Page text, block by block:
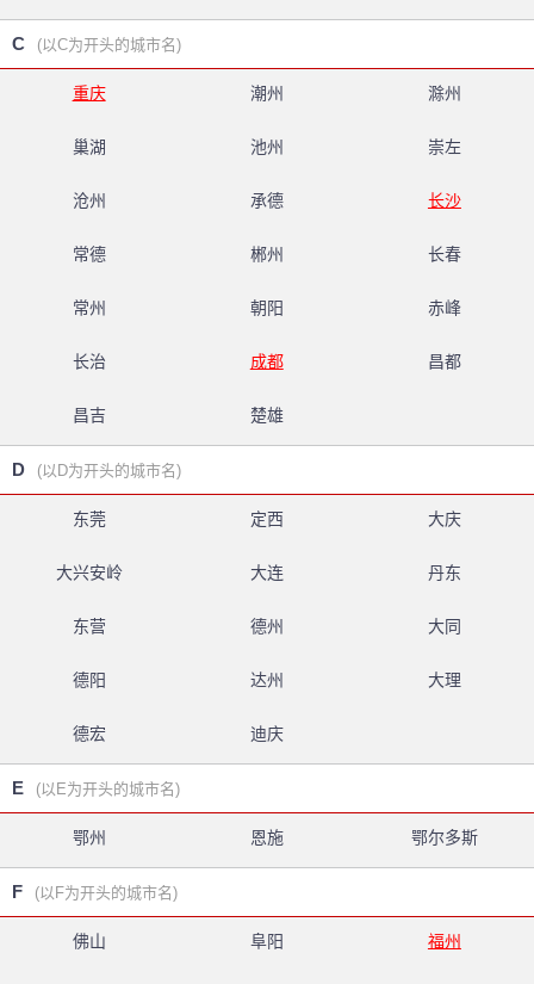
C (以C为开头的城市名)
重庆 潮州 滁州
巢湖 池州 崇左
沧州 承德 长沙
常德 郴州 长春
常州 朝阳 赤峰
长治 成都 昌都
昌吉 楚雄
D (以D为开头的城市名)
东莞 定西 大庆
大兴安岭 大连 丹东
东营 德州 大同
德阳 达州 大理
德宏 迪庆
E (以E为开头的城市名)
鄂州 恩施 鄂尔多斯
F (以F为开头的城市名)
佛山 阜阳 福州